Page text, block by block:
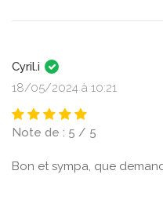
Cyril.i
18/05/2024 à 10:21
Note de : 5 / 5
Bon et sympa, que